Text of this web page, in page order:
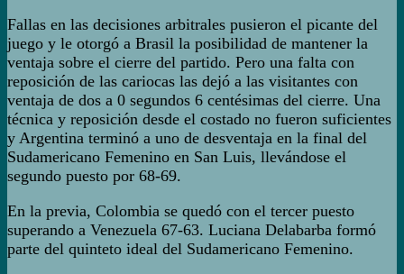
Fallas en las decisiones arbitrales pusieron el picante del
juego y le otorgó a Brasil la posibilidad de mantener la
ventaja sobre el cierre del partido. Pero una falta con
reposición de las cariocas las dejó a las visitantes con
ventaja de dos a 0 segundos 6 centésimas del cierre. Una
técnica y reposición desde el costado no fueron suficientes
y Argentina terminó a uno de desventaja en la final del
Sudamericano Femenino en San Luis, llevándose el
segundo puesto por 68-69.
En la previa, Colombia se quedó con el tercer puesto
superando a Venezuela 67-63. Luciana Delabarba formó
parte del quinteto ideal del Sudamericano Femenino.